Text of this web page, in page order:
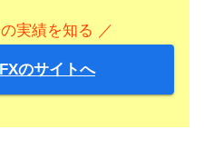
実績を知る ／
のサイトへ